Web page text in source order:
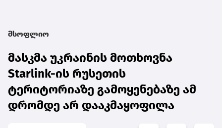
მსოფლიო
მასკმა უკრაინის მოთხოვნა
Starlink-ის რუსეთის
ტერიტორიაზე გამოყენებაზე ამ
დრომდე არ დააკმაყოფილა